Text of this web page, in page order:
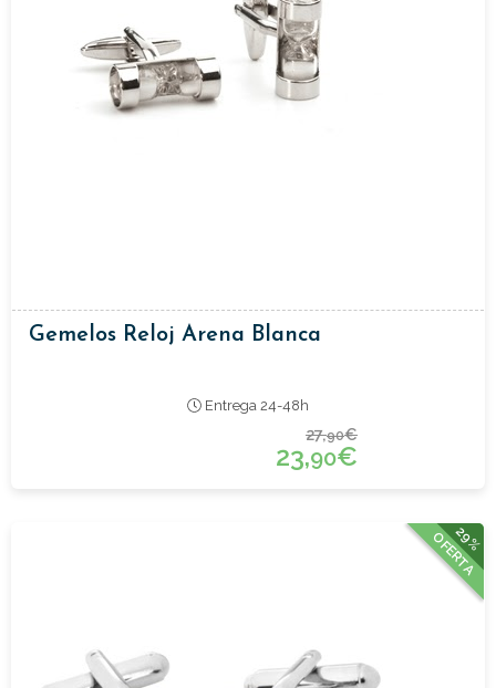
Gemelos Reloj Arena Blanca
Entrega 24-48h
27,90€
23,90€
29%
OFERTA